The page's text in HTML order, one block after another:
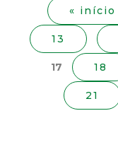
n
q
n
« início
13
17 18
21